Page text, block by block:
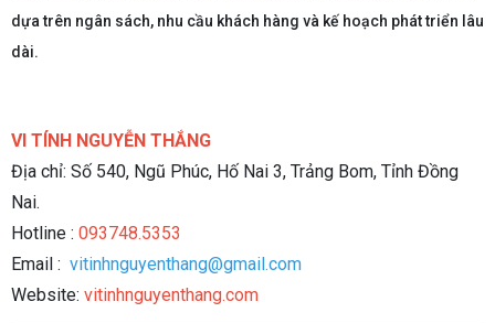
dựa trên ngân sách, nhu cầu khách hàng và kế hoạch phát triển lâu
dài.
VI TÍNH NGUYỄN THẮNG
Địa chỉ: Số 540, Ngũ Phúc, Hố Nai 3, Trảng Bom, Tỉnh Đồng
Nai.
Hotline : 093748.5353
Email : vitinhnguyenthang@gmail.com
Website: vitinhnguyenthang.com